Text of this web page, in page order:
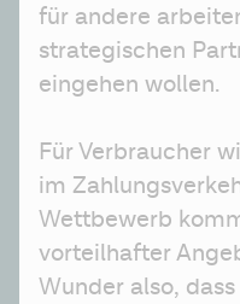
für andere
strategischen
eingehen wollen.
Für Verbraucher
im
Wettbewerb
vorteilhafter
Wunder also,